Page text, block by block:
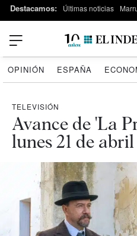
Destacamos: Últimas noticias
OPINIÓN ESPAÑA
TELEVISIÓN
Avance de 'La
lunes 21 de abril